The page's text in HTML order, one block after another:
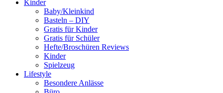
Kinder
Baby/Kleinkind
Basteln – DIY
Gratis für Kinder
Gratis für Schüler
Hefte/Broschüren Reviews
Kinder
Spielzeug
Lifestyle
Besondere Anlässe